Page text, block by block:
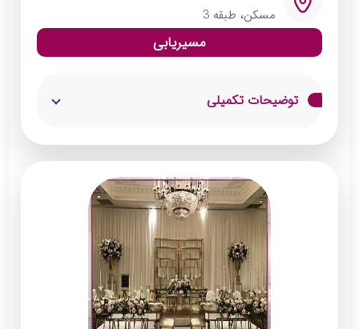
مسکن، طبقه 3
مسیریابی
توضیحات تکمیلی
این دفتر ازدواج در رشت با حداقل ظرفیت 20
نفری آماده پذیرایی از میهمانان بوده و خدمات
باکیفیتی را به زوجین جوان ارائه می‌دهد. ثبت و
تنظیم سند ازدواج در این محضر بادقت توسط
عاقد انجام شده و کلیه مشخصات و شروط ضمن
عقد در آن ذکر می‌گردد. نام سردفتر این مجموعه
محمدرضا شفیعی کاس احمدانی است.